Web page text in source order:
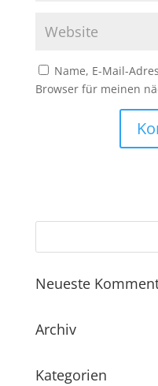
Name, E-Mail-
Browser für meinen
Neueste
Archiv
Kategorien